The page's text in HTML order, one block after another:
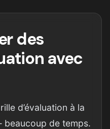
des
avec
d’évaluation à la
de temps.